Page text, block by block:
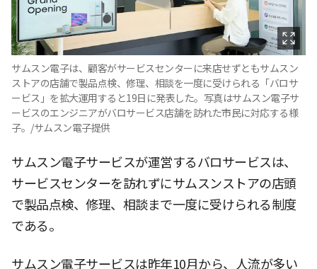
サムスン電子は、顧客がサービスセンターに来店せずともサムスン
ストアの店舗で製品点検、修理、相談を一度に受けられる「バロサ
ービス」を拡大運用すると19日に発表した。写真はサムスン電子サ
ービスのエンジニアがバロサービス店舗を訪れた市民に対応する様
子。/サムスン電子提供
サムスン電子サービスが運営するバロサービスは、
サービスセンターを訪れずにサムスンストアの店頭
で製品点検、修理、相談まで一度に受けられる制度
である。
サムスン電子サービスは昨年10月から、人流が多い